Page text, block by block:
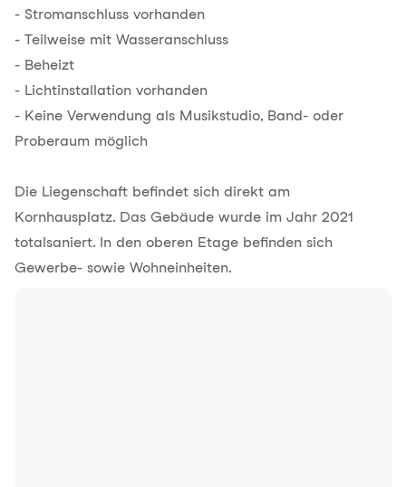
- Stromanschluss vorhanden
- Teilweise mit Wasseranschluss
- Beheizt
- Lichtinstallation vorhanden
- Keine Verwendung als Musikstudio, Band- oder
Proberaum möglich
Die Liegenschaft befindet sich direkt am
Kornhausplatz. Das Gebäude wurde im Jahr 2021
totalsaniert. In den oberen Etage befinden sich
Gewerbe- sowie Wohneinheiten.